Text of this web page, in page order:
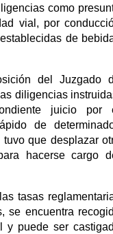
como
vial, por
de
del Juzgado
diligencias
juicio por
de
que desplazar
hacerse cargo
tasas
se encuentra
y puede ser